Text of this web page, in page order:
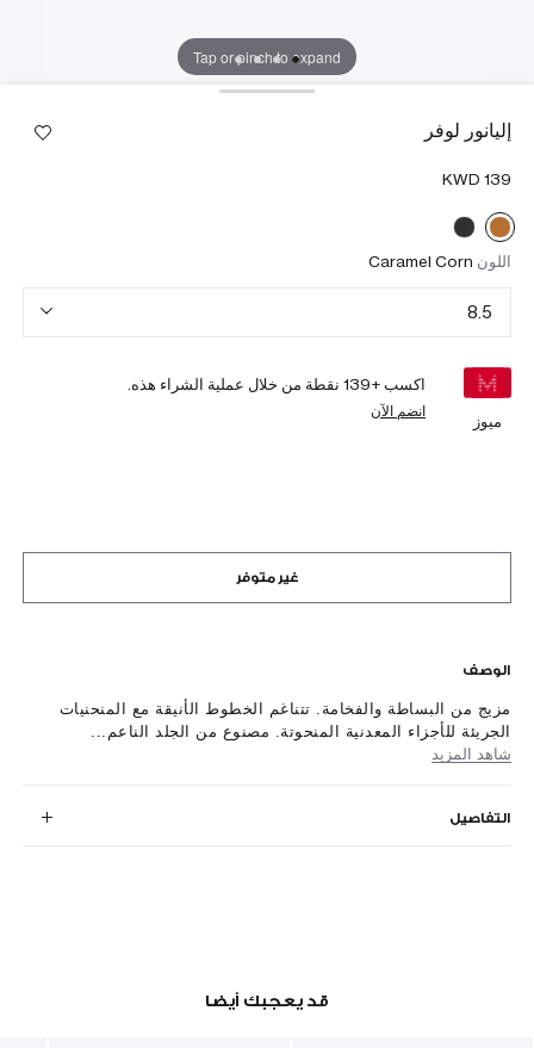
Tap or pinch to expand
إليانور لوفر
اللون Caramel Corn
8.5
ميوز
اكسب +139 نقطة من خلال عملية الشراء هذه.
انضم الآن
غير متوفر
الوصف
مزيج من البساطة والفخامة. تتناغم الخطوط الأنيقة مع المنحنيات
الجريئة للأجزاء المعدنية المنحوتة. مصنوع من الجلد الناعم...
شاهد المزيد
التفاصيل
قد يعجبك أيضا